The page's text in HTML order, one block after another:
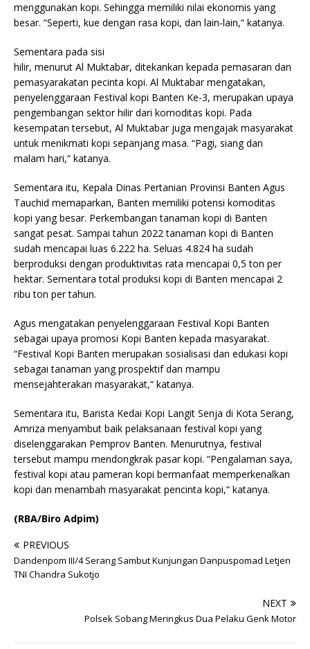
menggunakan kopi. Sehingga memiliki nilai ekonomis yang
besar. “Seperti, kue dengan rasa kopi, dan lain-lain,“ katanya.
Sementara pada sisi
hilir, menurut Al Muktabar, ditekankan kepada pemasaran dan
pemasyarakatan pecinta kopi. Al Muktabar mengatakan,
penyelenggaraan Festival kopi Banten Ke-3, merupakan upaya
pengembangan sektor hilir dari komoditas kopi. Pada
kesempatan tersebut, Al Muktabar juga mengajak masyarakat
untuk menikmati kopi sepanjang masa. “Pagi, siang dan
malam hari,“ katanya.
Sementara itu, Kepala Dinas Pertanian Provinsi Banten Agus
Tauchid memaparkan, Banten memiliki potensi komoditas
kopi yang besar. Perkembangan tanaman kopi di Banten
sangat pesat. Sampai tahun 2022 tanaman kopi di Banten
sudah mencapai luas 6.222 ha. Seluas 4.824 ha sudah
berproduksi dengan produktivitas rata mencapai 0,5 ton per
hektar. Sementara total produksi kopi di Banten mencapai 2
ribu ton per tahun.
Agus mengatakan penyelenggaraan Festival Kopi Banten
sebagai upaya promosi Kopi Banten kepada masyarakat.
“Festival Kopi Banten merupakan sosialisasi dan edukasi kopi
sebagai tanaman yang prospektif dan mampu
mensejahterakan masyarakat,“ katanya.
Sementara itu, Barista Kedai Kopi Langit Senja di Kota Serang,
Amriza menyambut baik pelaksanaan festival kopi yang
diselenggarakan Pemprov Banten. Menurutnya, festival
tersebut mampu mendongkrak pasar kopi. “Pengalaman saya,
festival kopi atau pameran kopi bermanfaat memperkenalkan
kopi dan menambah masyarakat pencinta kopi,“ katanya.
(RBA/Biro Adpim)
PREVIOUS
Dandenpom III/4 Serang Sambut Kunjungan Danpuspomad Letjen
TNI Chandra Sukotjo
NEXT
Polsek Sobang Meringkus Dua Pelaku Genk Motor